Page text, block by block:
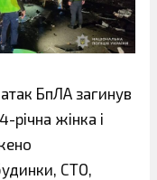
БпЛА загинув
річна жінка і
СТО,